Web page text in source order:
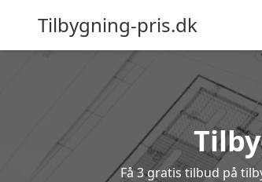
Tilbygning-pris.dk
Få 3 gratis tilbud på